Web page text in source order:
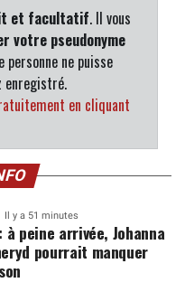
et facultatif. Il vous
votre pseudonyme
ne puisse
enregistré.
en cliquant
Il y a 51 minutes
à peine arrivée, Johanna
pourrait manquer